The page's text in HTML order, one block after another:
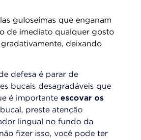
guloseimas que enganam
de imediato qualquer gosto
deixando
defesa é parar de
bucais desagradáveis que
é importante escovar os
preste atenção
lingual no fundo da
fizer isso, você pode ter